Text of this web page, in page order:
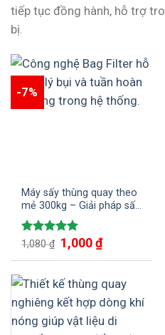
tiếp tục đồng hành, hỗ trợ
bị.
-7%
Máy sấy thùng quay theo
mẻ 300kg – Giải pháp sấy
nguyên liệu dạng bột, hạt
và vụn
Được xếp
5.00
5 sao
1,080₫ Giá
gốc
là:
1,000₫Giá
hiện
tại
1,000 ₫.